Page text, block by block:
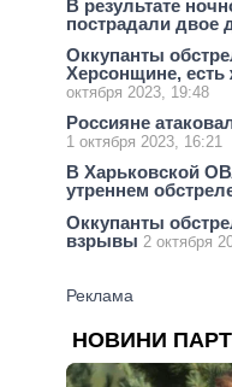
В результате
пострадали двое
Оккупанты
Херсонщине, есть
октября 2023, 19:48
Россияне
1 октября 2023, 16:21
В Харьковской
утреннем
Оккупанты
взрывы 2 октября